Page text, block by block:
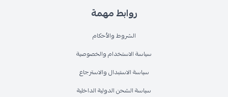
روابط مهمة
الشروط والأحكام
سياسة الاستخدام والخصوصية
سياسة الاستبدال والاسترجاع
سياسة الشحن الدولية الداخلية